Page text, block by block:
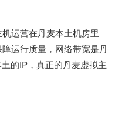
运营在丹麦本土机房里
运行质量，网络带宽是丹
的IP，真正的丹麦虚拟主